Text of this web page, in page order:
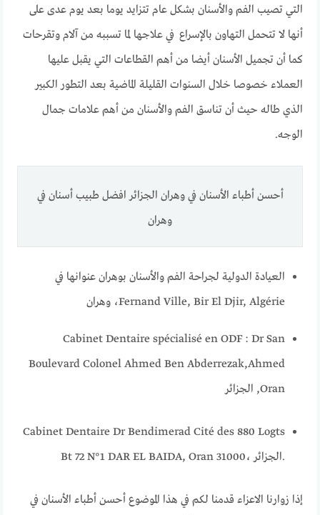
التي تصيب الفم والأسنان بشكل عام تتزايد يوما بعد يوم عدى على
أنها لا تتحمل التهاون بالإسراع في علاجها لما تسببه من آلام وتقرحات
كما أن تجميل الأسنان أيضا من أهم القطاعات التي يقبل عليها
العملاء خصوصا خلال السنوات القليلة الماضية بعد التطور الكبير
الذي طاله حيث أن تناسق الفم والأسنان من أهم علامات جمال
الوجه.
أحسن أطباء الأسنان في وهران الجزائر افضل طبيب أسنان في
وهران
العيادة الدولية لجراحة الفم والأسنان بوهران عنوانها في
Fernand Ville, Bir El Djir, Algérie، وهران
Cabinet Dentaire spécialisé en ODF : Dr San
Ahmed
Boulevard Colonel Ahmed Ben Abderrezak,
Oran, الجزائر
Cabinet Dentaire Dr Bendimerad Cité des 880 Logts
Bt 72 N°1 DAR EL BAIDA, Oran 31000، الجزائر.
إذا زوارنا الاعزاء قدمنا لكم في هذا الموضوع أحسن أطباء الأسنان في